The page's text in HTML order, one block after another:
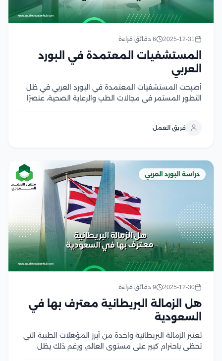
2025-12-31 6 دقائق قراءة
المستشفيات المعتمدة في البورد
العربي
أصبحت المستشفيات المعتمدة في البورد العربي في ظل
التطور المستمر في مجالات الطب والرعاية الصحية، عنصرًا
يساعدها على تحسين مستوى الخدمات الصحية، وفقًا
فريق العمل
دراسة البورد العربي
2025-12-30 9 دقائق قراءة
هل الزمالة البريطانية معترف بها في
السعودية
تعتبر الزمالة البريطانية واحدة من أبرز المؤهلات الطبية التي
تحظى باحترام كبير على مستوى العالم، ورغم ذلك يظل